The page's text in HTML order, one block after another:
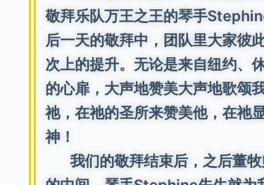
敬拜乐队万王之王的琴手
后一天的敬拜中，团队里大家彼
次上的提升。无论是来自纽约、
的心扉，大声地赞美大声地歌颂
祂，在祂的圣所来赞美他，在祂
神！
我们的敬拜结束后，之后董牧